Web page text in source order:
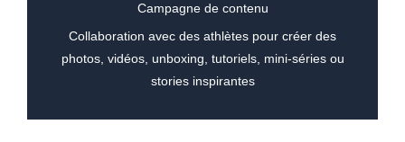
Campagne de contenu
Collaboration avec des athlètes pour créer des
photos, vidéos, unboxing, tutoriels, mini-séries ou
stories inspirantes